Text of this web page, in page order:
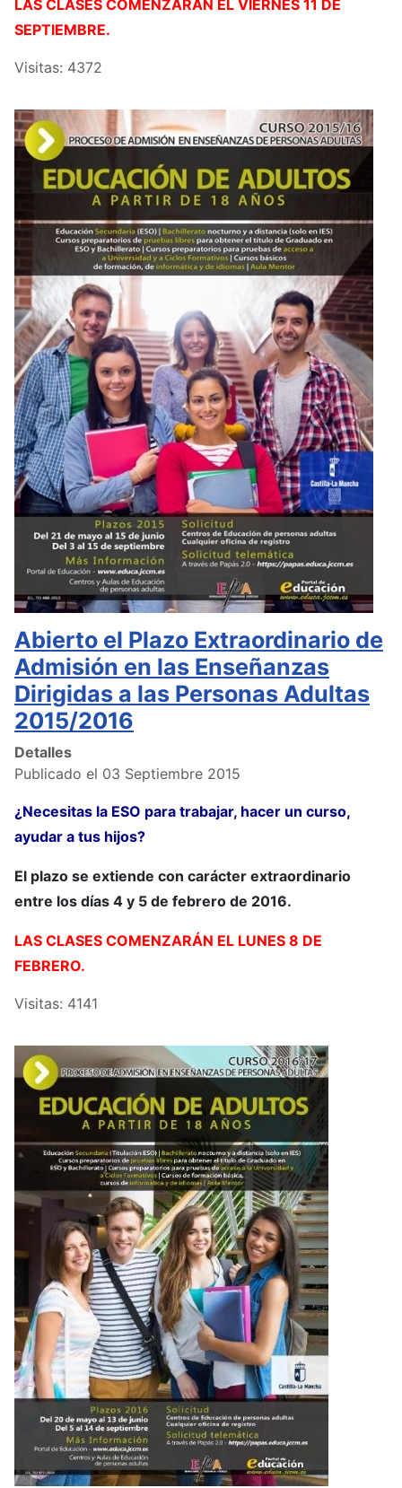
LAS CLASES COMENZARÁN EL VIERNES 11 DE
SEPTIEMBRE.
Visitas: 4372
Abierto el Plazo Extraordinario de
Admisión en las Enseñanzas
Dirigidas a las Personas Adultas
2015/2016
Detalles
Publicado el 03 Septiembre 2015
¿Necesitas la ESO para trabajar, hacer un curso,
ayudar a tus hijos?
El plazo se extiende con carácter extraordinario
entre los días 4 y 5 de febrero de 2016.
LAS CLASES COMENZARÁN EL LUNES 8 DE
FEBRERO.
Visitas: 4141